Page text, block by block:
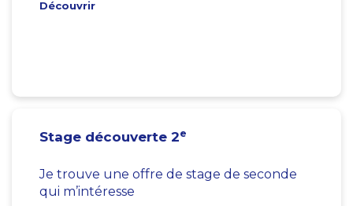
Découvrir
Stage découverte 2e
Je trouve une offre de stage de seconde
qui m’intéresse